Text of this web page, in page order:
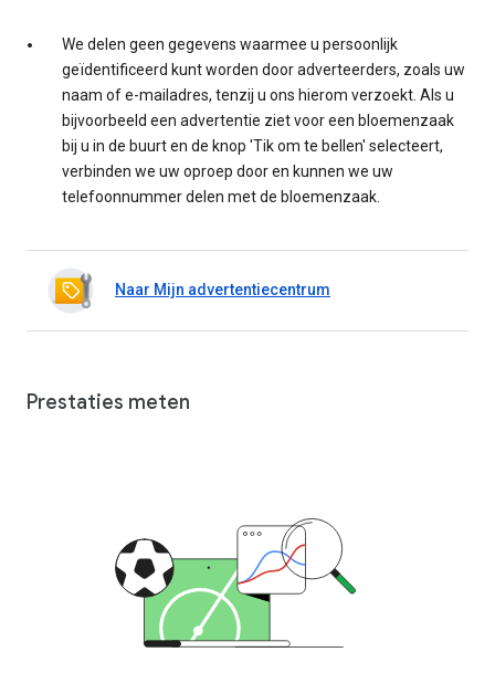
We delen geen gegevens waarmee u persoonlijk
geïdentificeerd kunt worden door adverteerders, zoals uw
naam of e-mailadres, tenzij u ons hierom verzoekt. Als u
bijvoorbeeld een advertentie ziet voor een bloemenzaak
bij u in de buurt en de knop 'Tik om te bellen' selecteert,
verbinden we uw oproep door en kunnen we uw
telefoonnummer delen met de bloemenzaak.
Naar Mijn advertentiecentrum
Prestaties meten